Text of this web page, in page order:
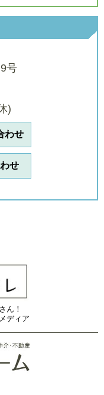
号
)
わせ
せ
ん！
ディア